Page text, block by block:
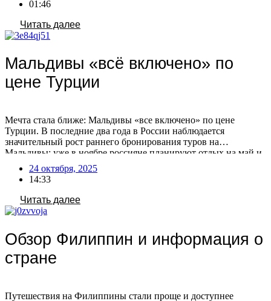
направление, предлагающее отдых на пляжах […]
01:46
Читать далее
Мальдивы «всё включено» по
цене Турции
Мечта стала ближе: Мальдивы «все включено» по цене
Турции. В последние два года в России наблюдается
значительный рост раннего бронирования туров на
Мальдивы: уже в ноябре россияне планируют отдых на май и
лето. На Мальдивах появляются отели, предлагающие сервис
в стиле турецких, по сопоставимым или даже более низким
ценам! Сезонные различия в составе отдыхающих Есть […]
24 октября, 2025
14:33
Читать далее
Обзор Филиппин и информация о
стране
Путешествия на Филиппины стали проще и доступнее